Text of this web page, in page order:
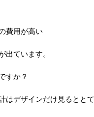
費用が高い
出ています。
すか？
はデザインだけ見るとと